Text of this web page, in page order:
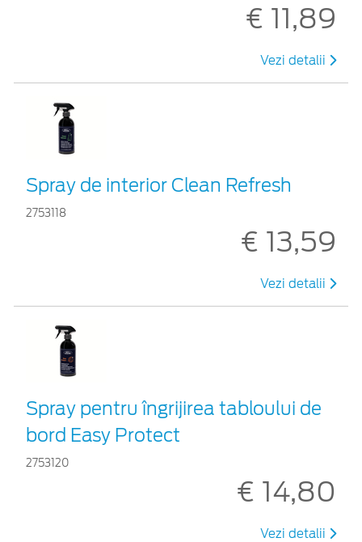
€ 11,89
Vezi detalii
Spray de interior Clean Refresh
2753118
€ 13,59
Vezi detalii
Spray pentru îngrijirea tabloului de
bord Easy Protect
2753120
€ 14,80
Vezi detalii